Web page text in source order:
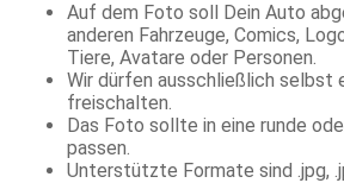
Auf dem Foto soll Dein Auto
anderen Fahrzeuge, Comics,
Tiere, Avatare oder Personen.
Wir dürfen ausschließlich selbst
freischalten.
Das Foto sollte in eine runde
passen.
Unterstützte Formate sind .jpg,